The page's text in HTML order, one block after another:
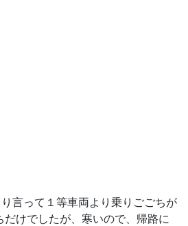
言って１等車両より乗りごごちが
けでしたが、寒いので、帰路に